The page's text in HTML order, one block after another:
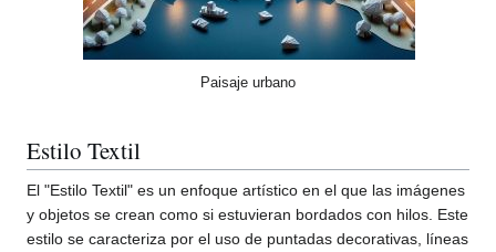
Paisaje urbano
Estilo Textil
El "Estilo Textil" es un enfoque artístico en el que las imágenes
y objetos se crean como si estuvieran bordados con hilos. Este
estilo se caracteriza por el uso de puntadas decorativas, líneas